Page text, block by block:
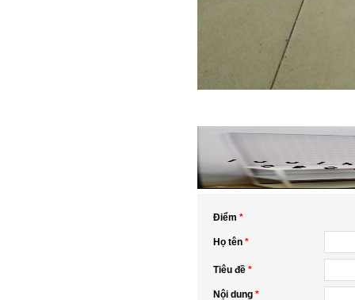
Điểm *
Họ tên *
Tiêu đề *
Nội dung *